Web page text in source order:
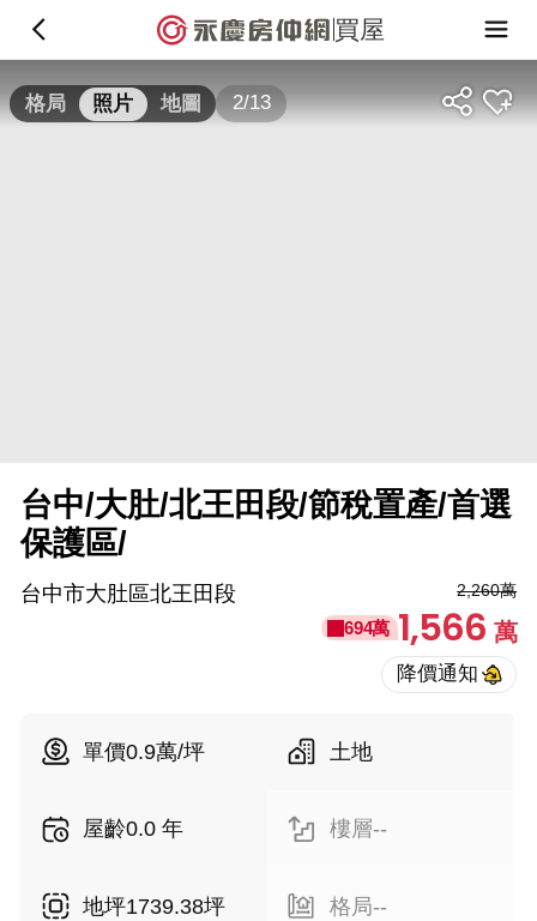
買屋
格局 照片 地圖 2/13
台中/大肚/北王田段/節稅置產/首選
保護區/
台中市大肚區北王田段 2,260萬
694萬 1,566萬
單價0.9萬/坪 土地
屋齡0.0 年 樓層--
地坪1739.38坪 格局--